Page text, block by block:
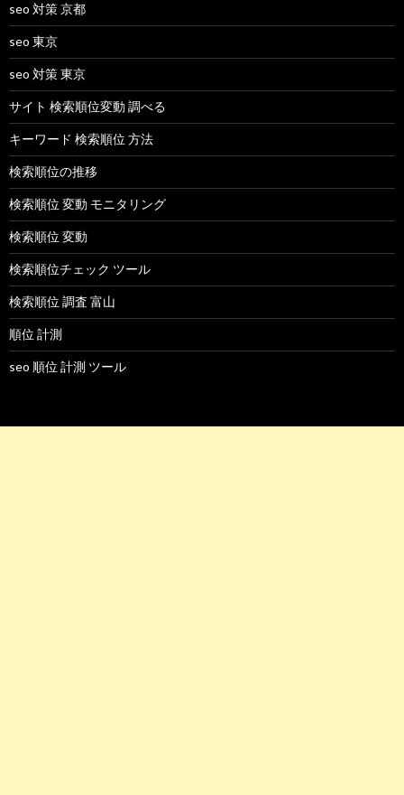
seo 対策 京都
seo 東京
seo 対策 東京
サイト 検索順位変動 調べる
キーワード 検索順位 方法
検索順位の推移
検索順位 変動 モニタリング
検索順位 変動
検索順位チェック ツール
検索順位 調査 富山
順位 計測
seo 順位 計測 ツール